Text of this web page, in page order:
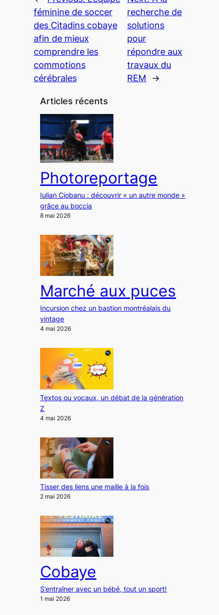
féminine de soccer
des Citadins cobaye
afin de mieux
comprendre les
commotions
cérébrales
recherche de
solutions
pour
répondre aux
travaux du
REM
→
Articles récents
Photoreportage
Iulian Ciobanu : découvrir « un autre monde »
grâce au boccia
8 mai 2026
Marché aux puces
Incursion chez un bastion montréalais du
vintage
4 mai 2026
Textos ou vocaux, un débat de la génération
Z
4 mai 2026
Tisser des liens une maille à la fois
2 mai 2026
Cobaye
S’entraîner avec un bébé, tout un sport!
1 mai 2026